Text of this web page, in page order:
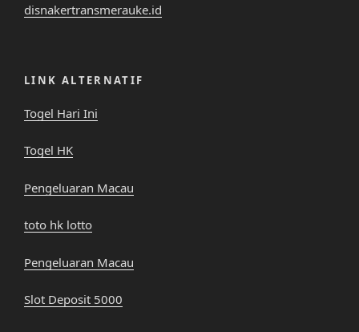
disnakertransmerauke.id
LINK ALTERNATIF
Togel Hari Ini
Togel HK
Pengeluaran Macau
toto hk lotto
Pengeluaran Macau
Slot Deposit 5000